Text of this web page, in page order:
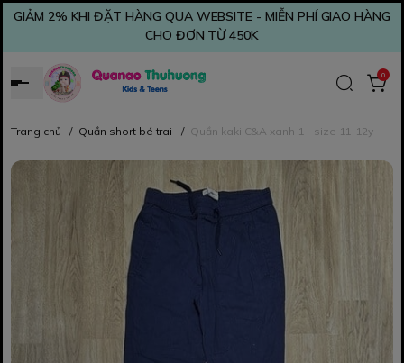
GIẢM 2% KHI ĐẶT HÀNG QUA WEBSITE - MIỄN PHÍ GIAO HÀNG
CHO ĐƠN TỪ 450K
0
Trang chủ / Quần short bé trai / Quần kaki C&A xanh 1 - size 11-12y